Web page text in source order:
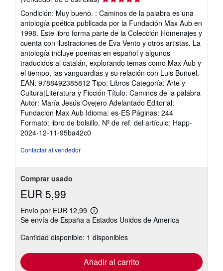
e
e
n
í
o
del
vendedor:
5
de
5
estrellas
Condición: Muy bueno. : Caminos de la palabra es una
antología poética publicada por la Fundación Max Aub en
1998. Este libro forma parte de la Colección Homenajes y
cuenta con ilustraciones de Eva Vento y otros artistas. La
antología incluye poemas en español y algunos
traducidos al catalán, explorando temas como Max Aub y
el tiempo, las vanguardias y su relación con Luis Buñuel.
EAN: 9788492385812 Tipo: Libros Categoría: Arte y
Cultura|Literatura y Ficción Título: Caminos de la palabra
Autor: María Jesús Ovejero Adelantado Editorial:
Fundacion Max Aub Idioma: es-ES Páginas: 244
Formato: libro de bolsillo. Nº de ref. del artículo: Happ-
2024-12-11-95ba42c0
Contactar al vendedor
Comprar usado
EUR 5,99
Envío por EUR 12,99
Más
información
las
tarifas
envío
Se envía de España a Estados Unidos de America
Cantidad disponible: 1 disponibles
Añadir al carrito